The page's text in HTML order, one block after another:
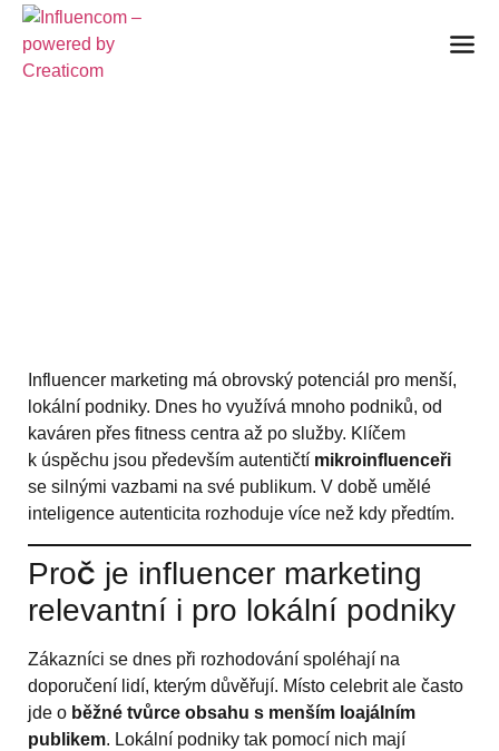
Influencer marketing má obrovský potenciál pro menší,
lokální podniky. Dnes ho využívá mnoho podniků, od
kaváren přes fitness centra až po služby. Klíčem
k úspěchu jsou především autentičtí mikroinfluenceři
se silnými vazbami na své publikum. V době umělé
inteligence autenticita rozhoduje více než kdy předtím.
Proč je influencer marketing
relevantní i pro lokální podniky
Zákazníci se dnes při rozhodování spoléhají na
doporučení lidí, kterým důvěřují. Místo celebrit ale často
jde o běžné tvůrce obsahu s menším loajálním
publikem. Lokální podniky tak pomocí nich mají